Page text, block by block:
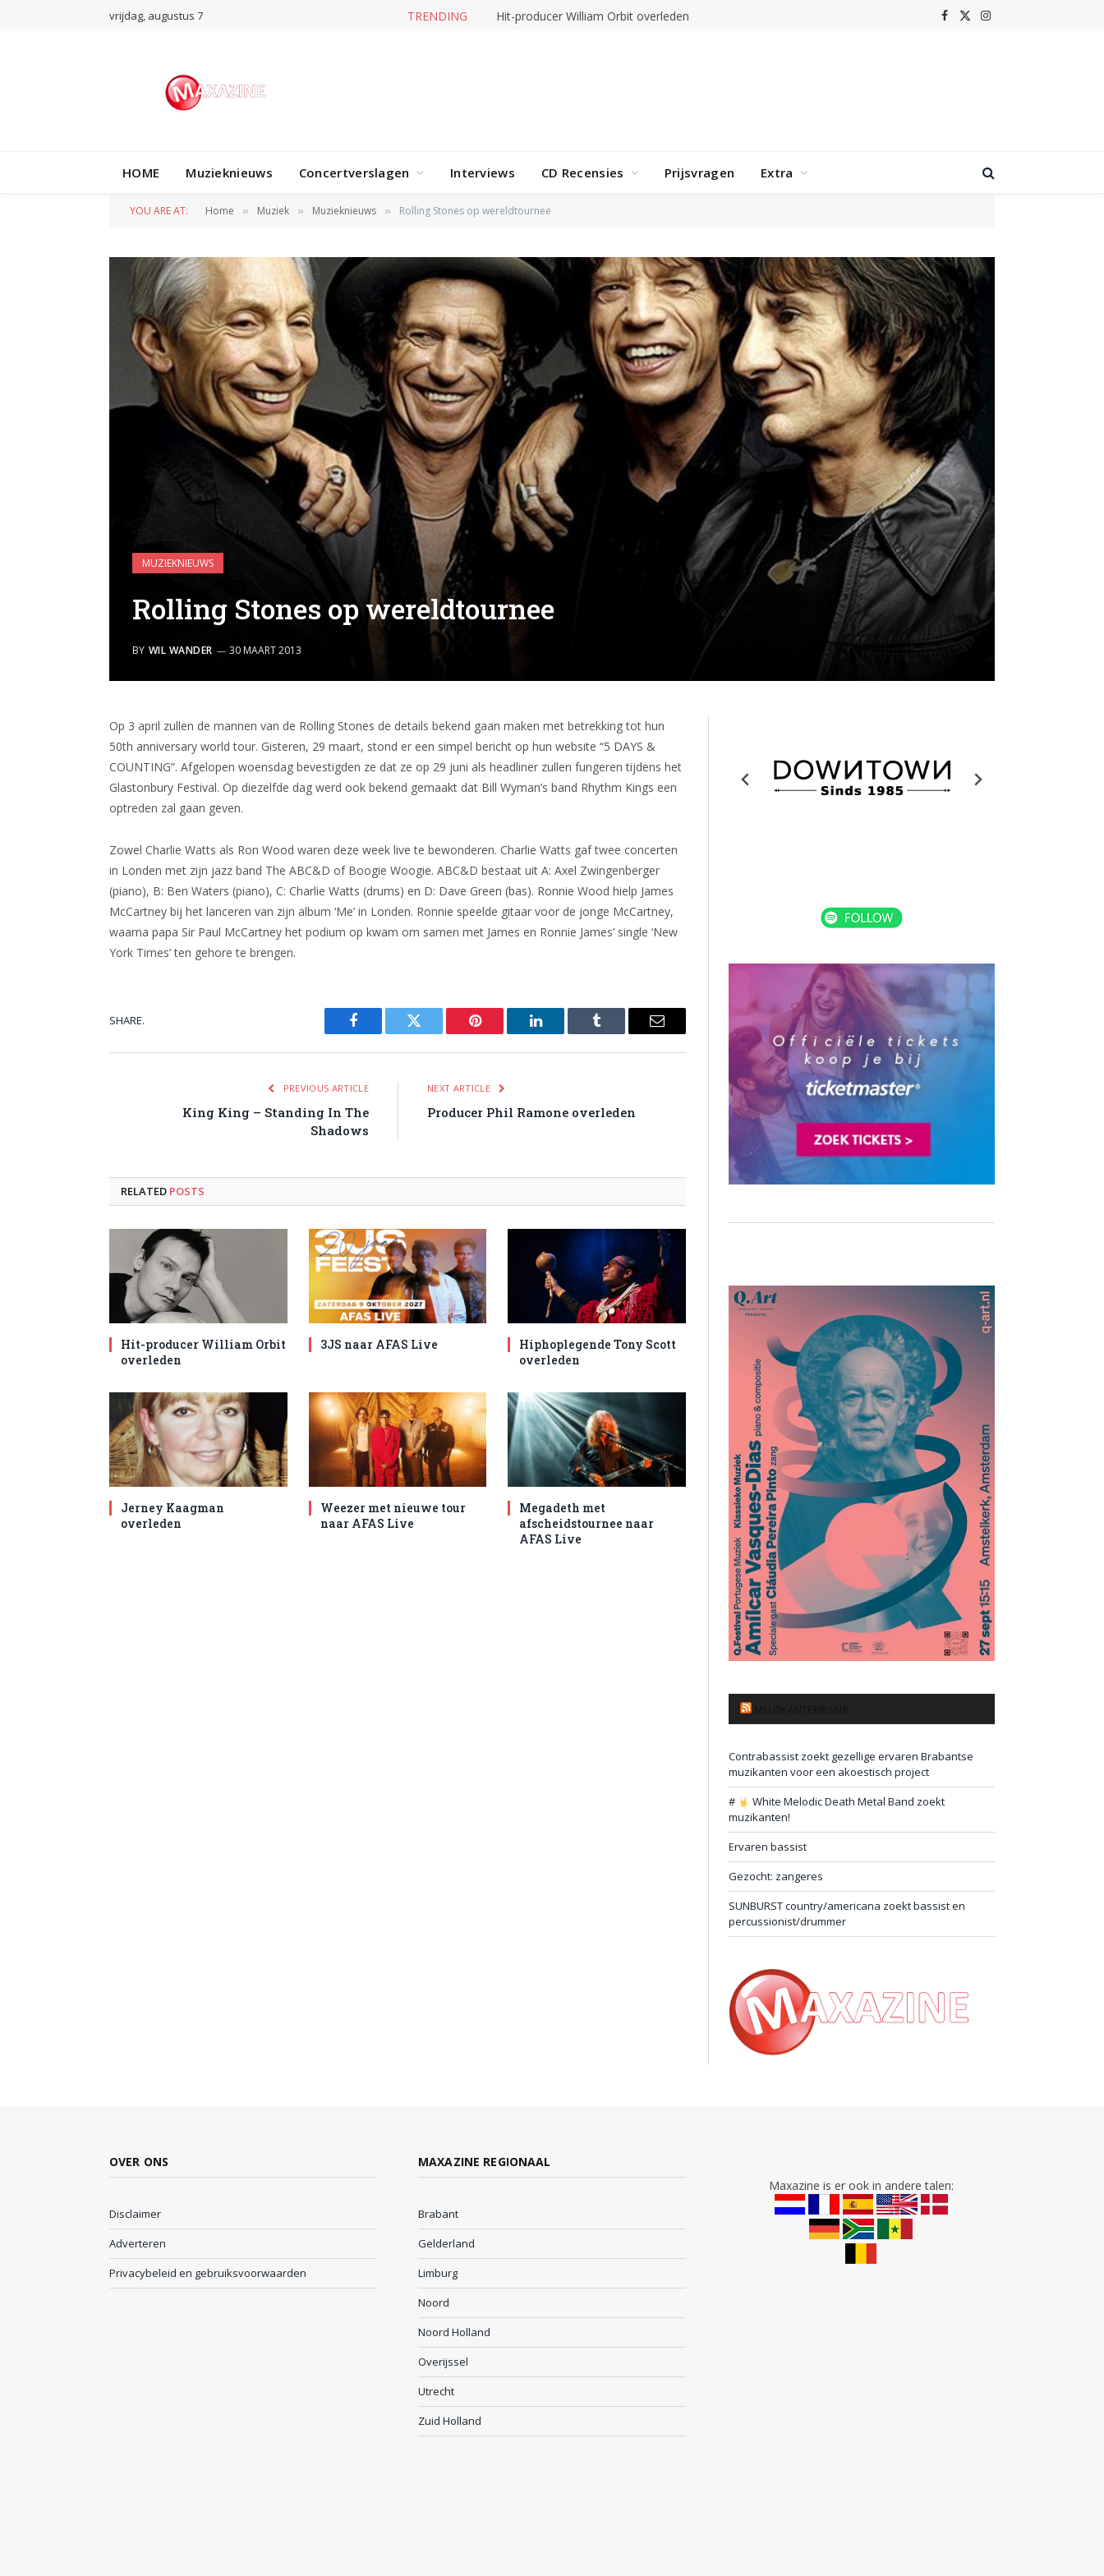
vrijdag, augustus 7 TRENDING Hit-producer William Orbit overleden Facebook
X
Instagram
HOME Muzieknieuws Concertverslagen Interviews CD Recensies Prijsvragen Extra
YOU ARE AT: Home » Muziek » Muzieknieuws » Rolling Stones op wereldtournee
MUZIEKNIEUWS
Rolling Stones op wereldtournee
BY WIL WANDER 30 MAART 2013
Op 3 april zullen de mannen van de Rolling Stones de details bekend gaan maken met betrekking tot hun
50th anniversary world tour. Gisteren, 29 maart, stond er een simpel bericht op hun website “5 DAYS &
COUNTING”. Afgelopen woensdag bevestigden ze dat ze op 29 juni als headliner zullen fungeren tijdens het
Glastonbury Festival. Op diezelfde dag werd ook bekend gemaakt dat Bill Wyman’s band Rhythm Kings een
optreden zal gaan geven.
Zowel Charlie Watts als Ron Wood waren deze week live te bewonderen. Charlie Watts gaf twee concerten
in Londen met zijn jazz band The ABC&D of Boogie Woogie. ABC&D bestaat uit A: Axel Zwingenberger
(piano), B: Ben Waters (piano), C: Charlie Watts (drums) en D: Dave Green (bas). Ronnie Wood hielp James
McCartney bij het lanceren van zijn album ‘Me’ in Londen. Ronnie speelde gitaar voor de jonge McCartney,
waarna papa Sir Paul McCartney het podium op kwam om samen met James en Ronnie James’ single ‘New
York Times’ ten gehore te brengen.
SHARE.
Facebook Twitter Pinterest LinkedIn Tumblr Email
PREVIOUS ARTICLE
King King – Standing In The
Shadows
NEXT ARTICLE
Producer Phil Ramone overleden
RELATED POSTS
Hit-producer William Orbit
overleden
3JS naar AFAS Live
Hiphoplegende Tony Scott
overleden
Jerney Kaagman
overleden
Weezer met nieuwe tour
naar AFAS Live
Megadeth met
afscheidstournee naar
AFAS Live
Contrabassist zoekt gezellige ervaren Brabantse
muzikanten voor een akoestisch project
#
White Melodic Death Metal Band zoekt
muzikanten!
Ervaren bassist
Gezocht: zangeres
SUNBURST country/americana zoekt bassist en
percussionist/drummer
OVER ONS
Disclaimer
Adverteren
Privacybeleid en gebruiksvoorwaarden
MAXAZINE REGIONAAL
Brabant
Gelderland
Limburg
Noord
Noord Holland
Overijssel
Utrecht
Zuid Holland
Maxazine is er ook in andere talen: